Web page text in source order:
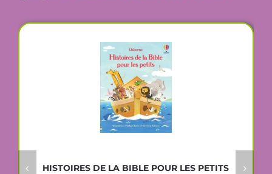
HISTOIRES DE LA BIBLE POUR LES PETITS